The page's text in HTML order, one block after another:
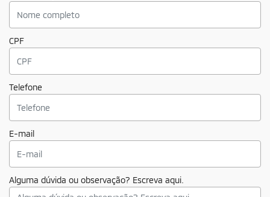
CPF
Telefone
E-mail
Alguma dúvida ou observação? Escreva aqui.